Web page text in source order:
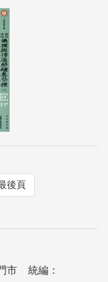
後頁
市 統編：